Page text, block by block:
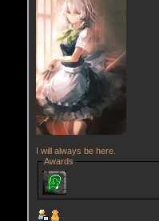
I will always be here.
Awards